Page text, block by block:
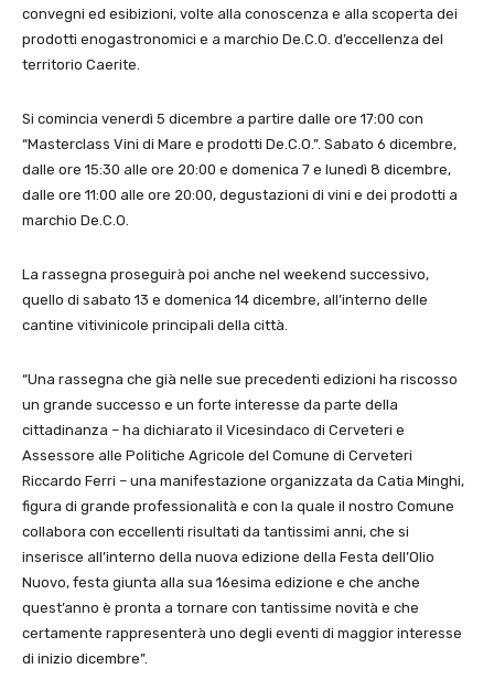
convegni ed esibizioni, volte alla conoscenza e alla scoperta dei
prodotti enogastronomici e a marchio De.C.O. d’eccellenza del
territorio Caerite.
Si comincia venerdì 5 dicembre a partire dalle ore 17:00 con
“Masterclass Vini di Mare e prodotti De.C.O.”. Sabato 6 dicembre,
dalle ore 15:30 alle ore 20:00 e domenica 7 e lunedì 8 dicembre,
dalle ore 11:00 alle ore 20:00, degustazioni di vini e dei prodotti a
marchio De.C.O.
La rassegna proseguirà poi anche nel weekend successivo,
quello di sabato 13 e domenica 14 dicembre, all’interno delle
cantine vitivinicole principali della città.
“Una rassegna che già nelle sue precedenti edizioni ha riscosso
un grande successo e un forte interesse da parte della
cittadinanza – ha dichiarato il Vicesindaco di Cerveteri e
Assessore alle Politiche Agricole del Comune di Cerveteri
Riccardo Ferri – una manifestazione organizzata da Catia Minghi,
figura di grande professionalità e con la quale il nostro Comune
collabora con eccellenti risultati da tantissimi anni, che si
inserisce all’interno della nuova edizione della Festa dell’Olio
Nuovo, festa giunta alla sua 16esima edizione e che anche
quest’anno è pronta a tornare con tantissime novità e che
certamente rappresenterà uno degli eventi di maggior interesse
di inizio dicembre”.